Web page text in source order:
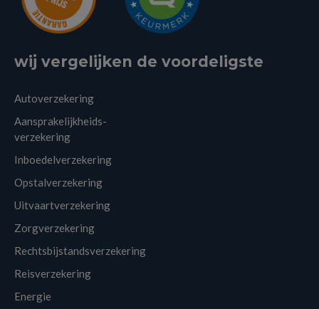
wij vergelijken de voordeligste
Autoverzekering
Aansprakelijkheids-
verzekering
Inboedelverzekering
Opstalverzekering
Uitvaartverzekering
Zorgverzekering
Rechtsbijstandsverzekering
Reisverzekering
Energie